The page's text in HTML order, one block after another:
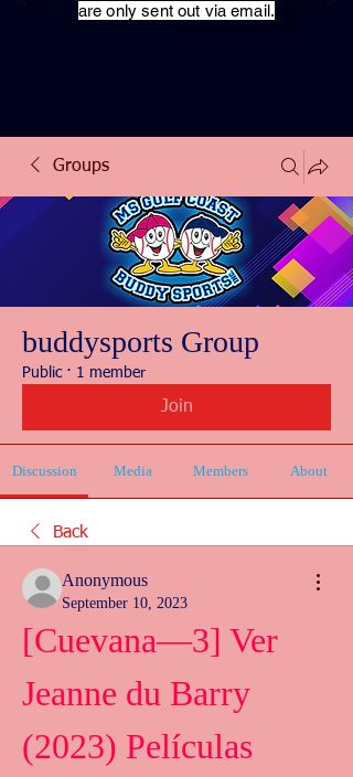
are only sent out via email.
Groups
buddysports Group
Public · 1 member
Join
Discussion Media Members About
Back
Anonymous
September 10, 2023
[Cuevana—3] Ver
Jeanne du Barry
(2023) Películas